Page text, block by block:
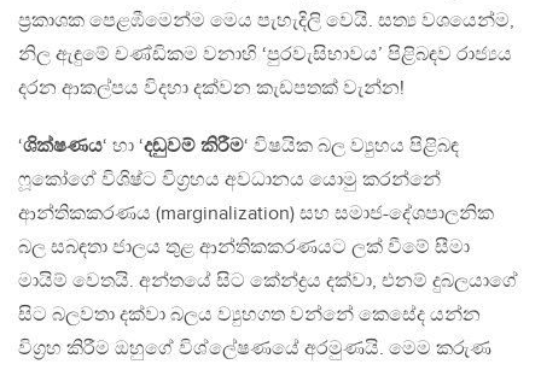
ප්‍රකාශක පෙළඹීමෙන්ම මෙය පැහැදිලි වෙයි. සත්‍ය වශයෙන්ම,
නිල ඇඳුමේ චණ්ඩිකම වනාහි ‘පුරවැසිභාවය’ පිළිබඳව රාජ්‍යය
දරන ආකල්පය විදහා දක්වන කැඩපතක් වැන්න!
‘ශික්ෂණය‘ හා ‘දඬුවම් කිරීම‘ විෂයික බල ව්‍යුහය පිළිබඳ
ෆූකෝගේ විශිෂ්ට විග්‍රහය අවධානය යොමු කරන්නේ
ආන්තිකකරණය (marginalization) සහ සමාජ-දේශපාලනික
බල සබඳතා ජාලය තුළ ආන්තිකකරණයට ලක් වීමේ සීමා
මායිම් වෙතයි. අන්තයේ සිට කේන්ද්‍රය දක්වා, එනම් දුබලයාගේ
සිට බලවතා දක්වා බලය ව්‍යුහගත වන්නේ කෙසේද යන්න
විග්‍රහ කිරීම ඔහුගේ විශ්ලේෂණයේ අරමුණයි. මෙම කරුණ